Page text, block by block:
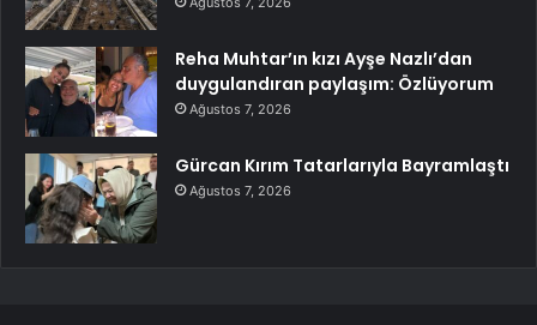
Reha Muhtar’ın kızı Ayşe Nazlı’dan
duygulandıran paylaşım: Özlüyorum
Ağustos 7, 2026
Gürcan Kırım Tatarlarıyla Bayramlaştı
Ağustos 7, 2026